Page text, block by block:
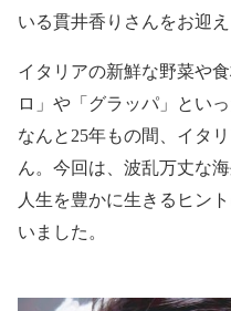
いる貫井香りさんをお迎え
イタリアの新鮮な野菜や
ロ」や「グラッパ」とい
なんと 25年もの間、イタ
ん。今回は、波乱万丈な
人生を豊かに生きるヒン
いました。